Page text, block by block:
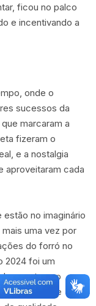
ficou no palco
e incentivando a
onde o
sucessos da
marcaram a
fizeram o
e a nostalgia
aproveitaram cada
no imaginário
uma vez por
do forró no
2024 foi um
evento, e o
uma noite